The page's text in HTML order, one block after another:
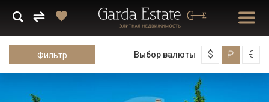
Фильтр Выбор валюты $ ₽ €